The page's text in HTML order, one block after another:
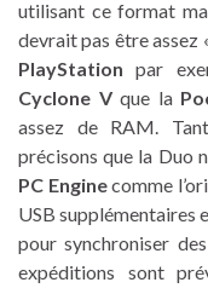
utilisant ce format
devrait pas être assez
PlayStation par
Cyclone Vque la
assez de RAM.
précisons que la Duo
PC Enginecomme
USB supplémentaires
pour synchroniser
expéditions sont